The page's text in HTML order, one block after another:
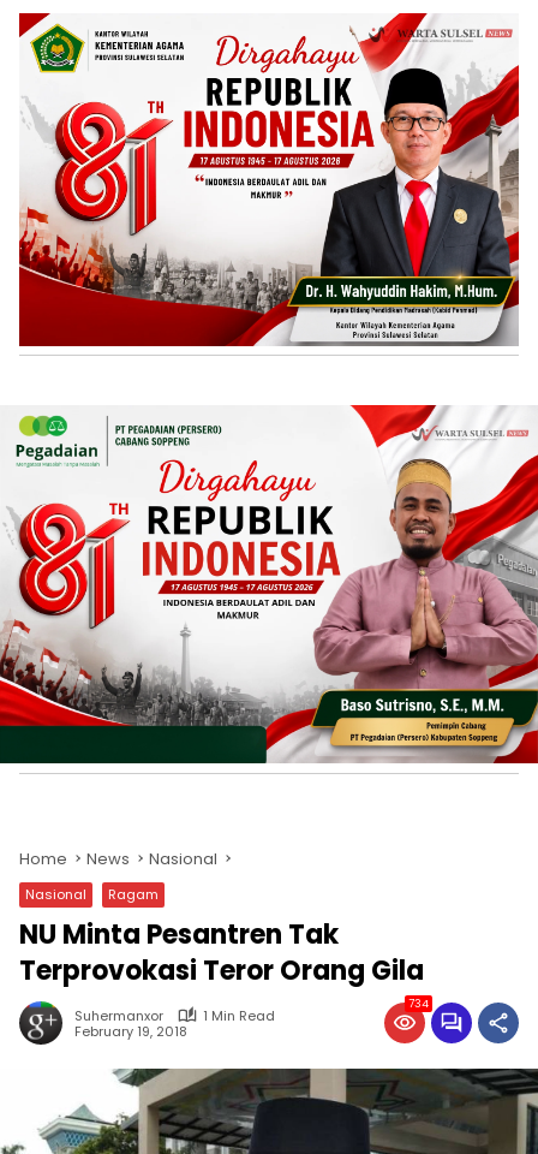
Home News Nasional
Nasional Ragam
NU Minta Pesantren Tak
Terprovokasi Teror Orang Gila
Suhermanxor
1 Min Read
February 19, 2018
734